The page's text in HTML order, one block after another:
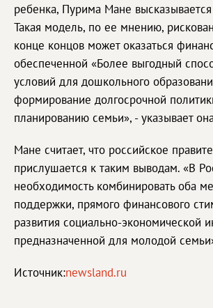
ребенка, Пурима Мане высказывается
Такая модель, по ее мнению,
конце концов может оказаться
обеспеченной «Более выгодный
условий для дошкольного
формирование долгосрочной
планированию семьи», - указывает
Мане считает, что российское
прислушается к таким выводам. «В
необходимость комбинировать оба
поддержки, прямого финансового
развития социально-экономической
предназначенной для молодой
Источник:newsland.ru